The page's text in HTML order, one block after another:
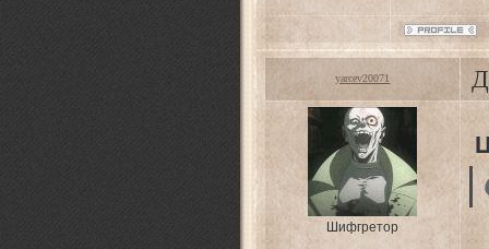
yarcev20071
Шифгретор